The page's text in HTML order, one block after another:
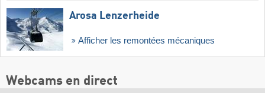
Arosa Lenzerheide
Afficher les remontées mécaniques
Webcams en direct